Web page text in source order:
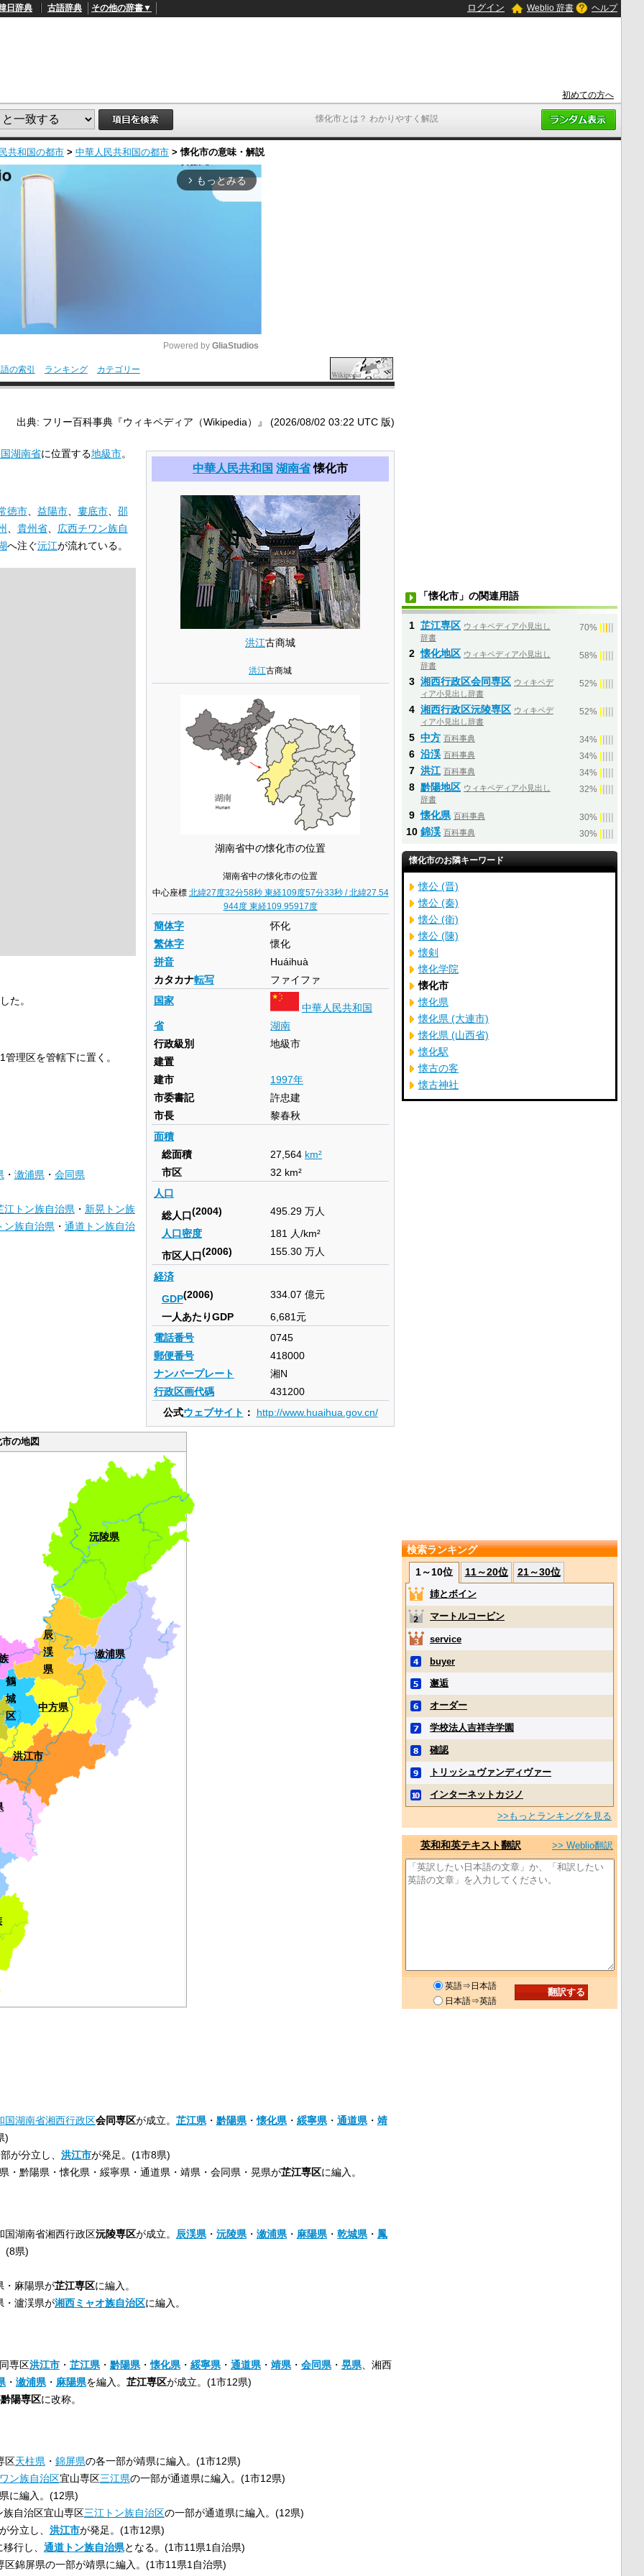
懐化市とは？ わかりやすく解説
日辞典 古語辞典 その他の辞書▼ ログイン Weblio 辞書 ヘルプ
初めての方へ
共和国の都市 > 中華人民共和国の都市 >懐化市の意味・解説
arrow_forward_ios もっとみる
M
t
Powered by GliaStudios
の索引 ランキング カテゴリー
出典: フリー百科事典『ウィキペディア（Wikipedia）』 (2026/08/02 03:22 UTC 版)
中華人民共和国 湖南省 懐化市
洪江古商城
洪江古商城
湖南省中の懐化市の位置
湖南省中の懐化市の位置
中心座標 北緯27度32分58秒 東経109度57分33秒/北緯27.54
944度 東経109.95917度
簡体字
怀化
繁体字
懷化
拼音
Huáihuà
カタカナ転写
ファイファ
国家
中華人民共和国
省
湖南
行政級別
地級市
建置
建市
1997年
市委書記
許忠建
市長
黎春秋
面積
総面積
27,564 km²
市区
32 km²
人口
総人口(2004)
495.29 万人
人口密度
181 人/km²
市区人口(2006) 155.30 万人
経済
GDP(2006)
334.07 億元
一人あたりGDP
6,681元
電話番号
0745
郵便番号
418000
ナンバープレート
湘N
行政区画代碼
431200
公式ウェブサイト ： http://www.huaihua.gov.cn/
湖南省に位置する地級市。
徳市、 益陽市、 婁底市、 邵
貴州省、 広西チワン族自
へ注ぐ沅江が流れている。
た。
理区を管轄下に置く。
・ 漵浦県・ 会同県
江トン族自治県・ 新晃トン族
ン族自治県・ 通道トン族自治
の地図
鶴
城
区
中方県
沅陵県
辰
渓
県
漵浦県
洪江市
国湖南省湘西行政区会同専区が成立。 芷江県・ 黔陽県・懐化県・ 綏寧県・ 通道県・ 靖
)
が分立し、 洪江市が発足。(1市8県)
・黔陽県・懐化県・綏寧県・通道県・靖県・会同県・晃県が芷江専区に編入。
国湖南省湘西行政区沅陵専区が成立。 辰渓県・ 沅陵県・ 漵浦県・ 麻陽県・ 乾城県・ 鳳
(8県)
・麻陽県が芷江専区に編入。
・瀘渓県が湘西ミャオ族自治区に編入。
専区洪江市・ 芷江県・ 黔陽県・懐化県・ 綏寧県・ 通道県・ 靖県・ 会同県・ 晃県、湘西
・ 漵浦県・ 麻陽県を編入。 芷江専区が成立。(1市12県)
黔陽専区に改称。
区天柱県・ 錦屏県の各一部が靖県に編入。(1市12県)
ン族自治区宜山専区三江県の一部が通道県に編入。(1市12県)
に編入。(12県)
自治区宜山専区三江トン族自治区の一部が通道県に編入。(12県)
分立し、 洪江市が発足。(1市12県)
行し、 通道トン族自治県となる。(1市11県1自治県)
錦屏県の一部が靖県に編入。(1市11県1自治県)
「懐化市」の関連用語
1 芷江専区 ウィキペディア小見出し
辞書
70%
2 懐化地区 ウィキペディア小見出し
辞書
58%
3 湘西行政区会同専区 ウィキペデ
ィア小見出し辞書
52%
4 湘西行政区沅陵専区 ウィキペデ
ィア小見出し辞書
52%
5 中方 百科事典 34%
6 沿渓 百科事典 34%
7 洪江 百科事典 34%
8 黔陽地区 ウィキペディア小見出し
辞書
32%
9 懐化県 百科事典 30%
10 錦渓 百科事典 30%
懐化市のお隣キーワード
懐公 (晋)
懐公 (秦)
懐公 (衛)
懐公 (陳)
懐剣
懐化学院
懐化市
懐化県
懐化県 (大連市)
懐化県 (山西省)
懐化駅
懐古の客
懐古神社
検索ランキング
1～10位
11～20位 21～30位
姉とボイン
マートルコービン
service
buyer
邂逅
オーダー
学校法人吉祥寺学園
確認
トリッシュヴァンディヴァー
インターネットカジノ
>>もっとランキングを見る
英和和英テキスト翻訳 >> Weblio翻訳
英語⇒日本語
日本語⇒英語